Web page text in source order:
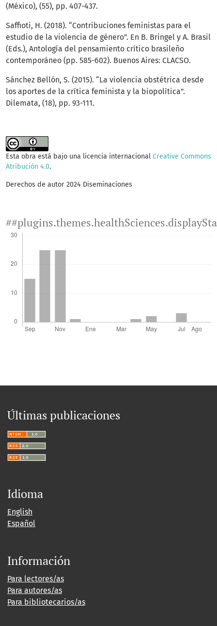
(México), (55), pp. 407-437.
Saffioti, H. (2018). “Contribuciones feministas para el
estudio de la violencia de género”. En B. Bringel y A. Brasil
(Eds.), Antología del pensamiento crítico brasileño
contemporáneo (pp. 585-602). Buenos Aires: CLACSO.
Sánchez Bellón, S. (2015). “La violencia obstétrica desde
los aportes de la crítica feminista y la biopolítica”.
Dilemata, (18), pp. 93-111.
Esta obra está bajo una licencia internacional Creative Commons
Atribución 4.0.
Derechos de autor 2024 Diseminaciones
Últimas publicaciones
Idioma
English
Español
Información
Para lectores/as
Para autores/as
Para bibliotecarios/as